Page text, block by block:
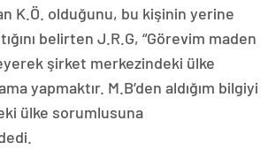
K.Ö. olduğunu, bu kişinin yerine
belirten J.R.G, “Görevim maden
şirket merkezindeki ülke
yapmaktır. M.B’den aldığım bilgiyi
ülke sorumlusuna